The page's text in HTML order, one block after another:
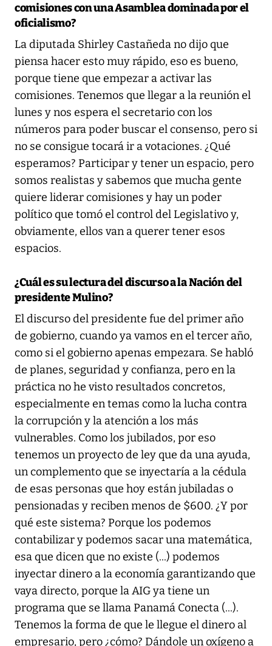
comisiones con una Asamblea dominada por el
oficialismo?
La diputada Shirley Castañeda no dijo que
piensa hacer esto muy rápido, eso es bueno,
porque tiene que empezar a activar las
comisiones. Tenemos que llegar a la reunión el
lunes y nos espera el secretario con los
números para poder buscar el consenso, pero si
no se consigue tocará ir a votaciones. ¿Qué
esperamos? Participar y tener un espacio, pero
somos realistas y sabemos que mucha gente
quiere liderar comisiones y hay un poder
político que tomó el control del Legislativo y,
obviamente, ellos van a querer tener esos
espacios.
¿Cuál es su lectura del discurso a la Nación del
presidente Mulino?
El discurso del presidente fue del primer año
de gobierno, cuando ya vamos en el tercer año,
como si el gobierno apenas empezara. Se habló
de planes, seguridad y confianza, pero en la
práctica no he visto resultados concretos,
especialmente en temas como la lucha contra
la corrupción y la atención a los más
vulnerables. Como los jubilados, por eso
tenemos un proyecto de ley que da una ayuda,
un complemento que se inyectaría a la cédula
de esas personas que hoy están jubiladas o
pensionadas y reciben menos de $600. ¿Y por
qué este sistema? Porque los podemos
contabilizar y podemos sacar una matemática,
esa que dicen que no existe (...) podemos
inyectar dinero a la economía garantizando que
vaya directo, porque la AIG ya tiene un
programa que se llama Panamá Conecta (...).
Tenemos la forma de que le llegue el dinero al
empresario, pero ¿cómo? Dándole un oxígeno a